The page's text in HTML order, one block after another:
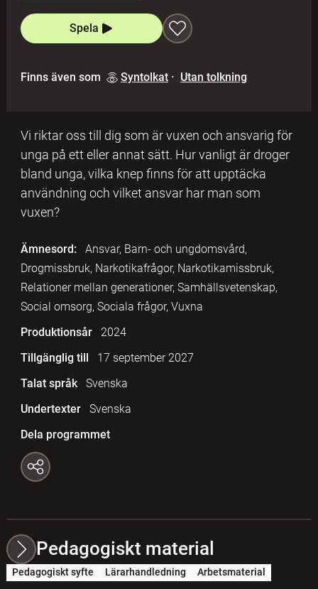
Spela
Finns även som Syntolkat · Utan tolkning
Vi riktar oss till dig som är vuxen och ansvarig för
unga på ett eller annat sätt. Hur vanligt är droger
bland unga, vilka knep finns för att upptäcka
användning och vilket ansvar har man som
vuxen?
Ämnesord:
Ansvar, Barn- och ungdomsvård,
Drogmissbruk, Narkotikafrågor, Narkotikamissbruk,
Relationer mellan generationer, Samhällsvetenskap,
Social omsorg, Sociala frågor, Vuxna
Produktionsår
2024
Tillgänglig till
17 september 2027
Talat språk
Svenska
Undertexter
Svenska
Dela programmet
Pedagogiskt material
Pedagogiskt syfte Lärarhandledning Arbetsmaterial